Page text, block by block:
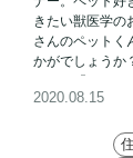
きたい獣医学の
さんのペットく
かがでしょうか
ので、『ワンち
についてお話し
2020.08.15